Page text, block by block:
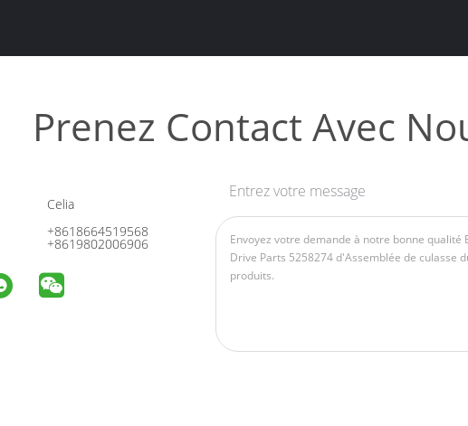
Prenez Contact Avec
Celia
+8618664519568
+8619802006906
Entrez votre message